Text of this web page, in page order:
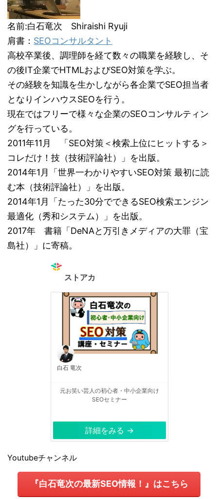
名前:白石竜次 Shiraishi Ryuji
肩書： SEOコンサルタント
高校卒業後、調理師を経て数々の職業を経験し、そ
の後IT企業でHTMLおよびSEO対策を学ぶ。
その経験を知識を生かしながら各企業でSEO担当者
となりインハウスSEOを行う。
現在ではフリーで様々な企業のSEOコンサルティン
グを行っている。
2011年11月 「SEO対策＜検索上位にヒットする＞
コレだけ！技（技術評論社）」を出版。
2014年1月「世界一わかりやすいSEO対策 最初に読
む本（技術評論社）」を出版。
2014年1月「たった30分でできるSEO検索エンジン
最適化（秀和システム）」を出版。
2017年 書籍「DeNAと万引きメディアの大罪（宝
島社）」に寄稿。
ストアカ
白石 竜次
元お笑い芸人の初心者・中小企業向け
SEOセミナー
詳細をみる →
Youtubeチャンネル
『白石竜次の最新SEO情報！』はこちら